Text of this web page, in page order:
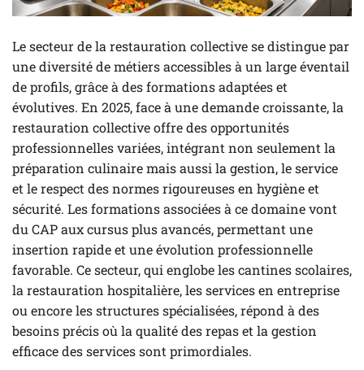
Le secteur de la restauration collective se distingue par
une diversité de métiers accessibles à un large éventail
de profils, grâce à des formations adaptées et
évolutives. En 2025, face à une demande croissante, la
restauration collective offre des opportunités
professionnelles variées, intégrant non seulement la
préparation culinaire mais aussi la gestion, le service
et le respect des normes rigoureuses en hygiène et
sécurité. Les formations associées à ce domaine vont
du CAP aux cursus plus avancés, permettant une
insertion rapide et une évolution professionnelle
favorable. Ce secteur, qui englobe les cantines scolaires,
la restauration hospitalière, les services en entreprise
ou encore les structures spécialisées, répond à des
besoins précis où la qualité des repas et la gestion
efficace des services sont primordiales.